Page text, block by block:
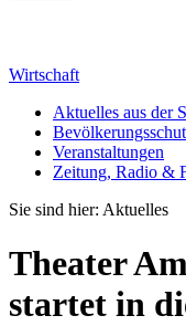
Wirtschaft
Aktuelles aus der
Veranstaltungen
Zeitung, Radio &
Sie sind hier: Aktuelles
Theater
startet in